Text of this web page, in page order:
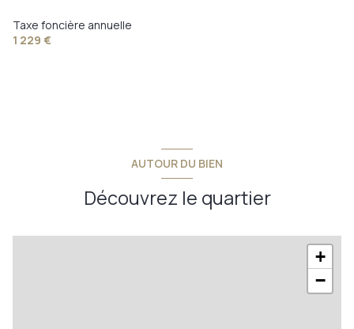
Taxe foncière annuelle
1 229 €
AUTOUR DU BIEN
Découvrez le quartier
+
−